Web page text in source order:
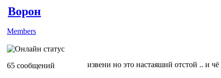
Ворон
Members
65 сообщений извени но это настаяший отстой .. и чё